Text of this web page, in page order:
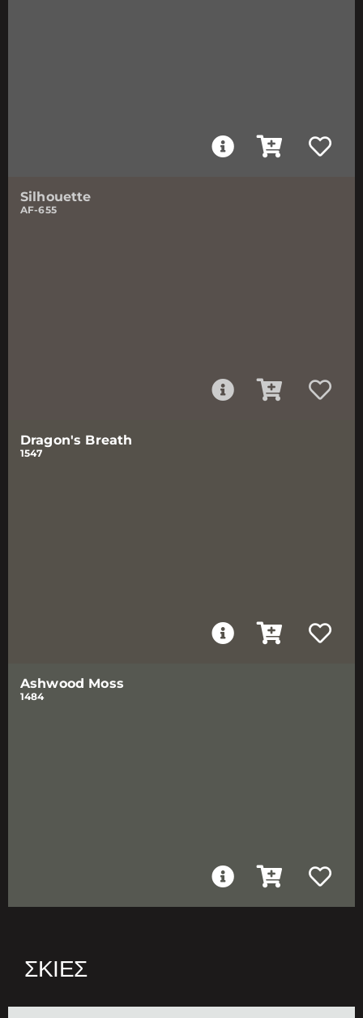
Silhouette
AF-655
Dragon's Breath
1547
Ashwood Moss
1484
ΣΚΙΈΣ